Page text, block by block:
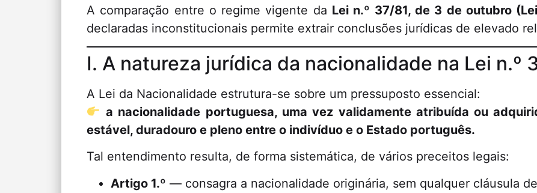
A comparação entre o regime vigente da Lei n.º 37/81, de 3 de outubro
declaradas inconstitucionais permite extrair conclusões jurídicas de elevado
I. A natureza jurídica da nacionalidade na Lei n.º
A Lei da Nacionalidade estrutura-se sobre um pressuposto essencial:
a nacionalidade portuguesa, uma vez validamente atribuída ou
estável, duradouro e pleno entre o indivíduo e o Estado português.
Tal entendimento resulta, de forma sistemática, de vários preceitos legais:
Artigo 1.º — consagra a nacionalidade originária, sem qualquer cláusula